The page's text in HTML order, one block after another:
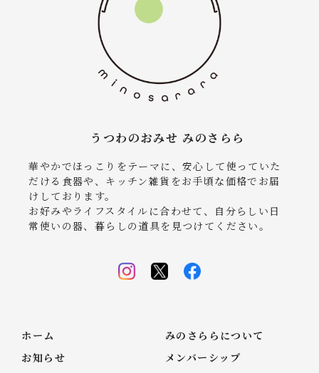
うつわのおみせ みのさらら
華やかでほっこりをテーマに、安心して使っていた
だける食器や、キッチン雑貨をお手頃な価格でお届
けしております。
お好みやライフスタイルに合わせて、自分らしい日
常使いの器、暮らしの道具を見つけてください。
ホーム
みのさららについて
お知らせ
メンバーシップ